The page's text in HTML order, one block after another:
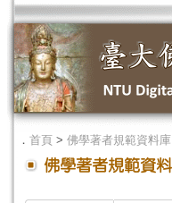
． 首頁 > 佛學著者規範資料庫